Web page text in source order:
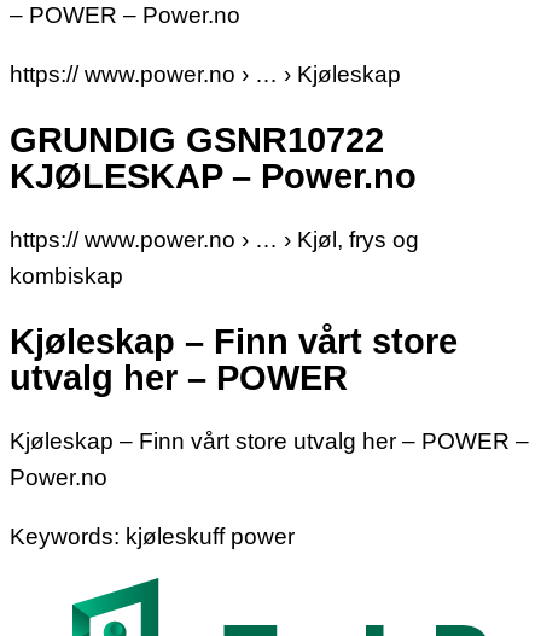
– POWER – Power.no
https:// www.power.no › … › Kjøleskap
GRUNDIG GSNR10722
KJØLESKAP – Power.no
https:// www.power.no › … › Kjøl, frys og
kombiskap
Kjøleskap – Finn vårt store
utvalg her – POWER
Kjøleskap – Finn vårt store utvalg her – POWER –
Power.no
Keywords: kjøleskuff power